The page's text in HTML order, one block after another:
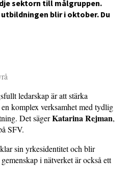
sektorn till målgruppen.
blir i oktober. Du
ledarskap är att stärka
komplex verksamhet med tydlig
Det sägerKatarina Rejman,
SFV.
sin yrkesidentitet och blir
i nätverket är också ett